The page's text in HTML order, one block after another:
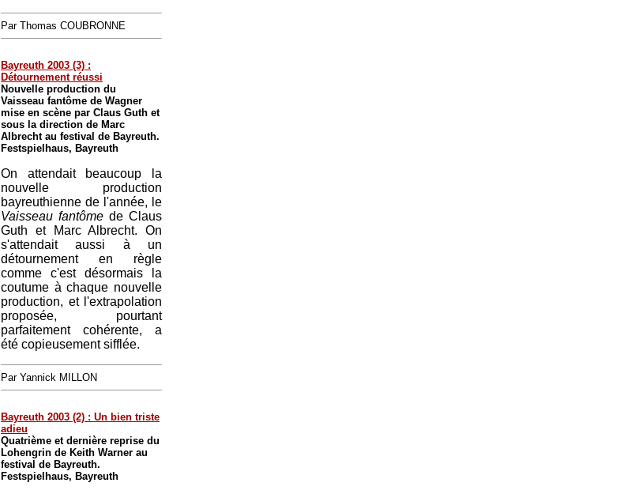
Par Thomas COUBRONNE
Bayreuth 2003 (3) :
Détournement réussi
Nouvelle production du
Vaisseau fantôme de Wagner
mise en scène par Claus Guth et
sous la direction de Marc
Albrecht au festival de Bayreuth.
Festspielhaus, Bayreuth
On attendait beaucoup la
nouvelle production
bayreuthienne de l'année, le
Vaisseau fantôme de Claus
Guth et Marc Albrecht. On
s'attendait aussi à un
détournement en règle
comme c'est désormais la
coutume à chaque nouvelle
production, et l'extrapolation
proposée, pourtant
parfaitement cohérente, a
été copieusement sifflée.
Par Yannick MILLON
Bayreuth 2003 (2) : Un bien triste
adieu
Quatrième et dernière reprise du
Lohengrin de Keith Warner au
festival de Bayreuth.
Festspielhaus, Bayreuth